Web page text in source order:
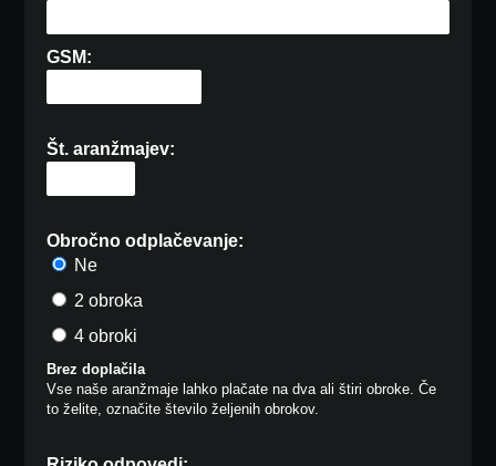
GSM:
Št. aranžmajev:
Obročno odplačevanje:
Ne
2 obroka
4 obroki
Brez doplačila
Vse naše aranžmaje lahko plačate na dva ali štiri obroke. Če
to želite, označite število željenih obrokov.